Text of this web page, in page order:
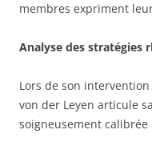
membres expriment
Analyse des stratégies
Lors de son
von der Leyen articule
soigneusement calibrée